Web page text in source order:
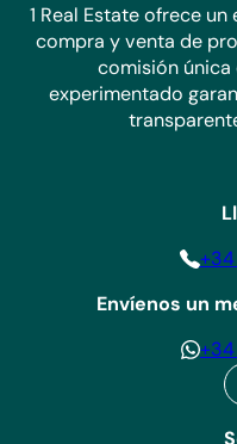
1 Real Estate ofrece
compra y venta de
comisión única
experimentado
Envíenos un